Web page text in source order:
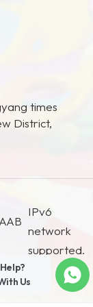
times
District,
IPv6
network
supported.
Us